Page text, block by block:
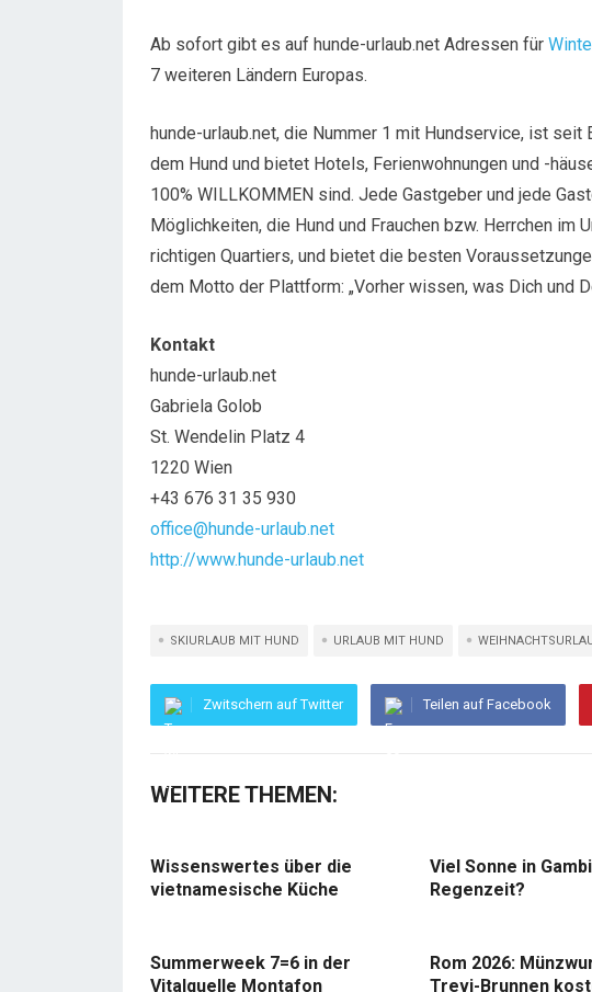
Ab sofort gibt es auf hunde-urlaub.net Adressen für
7 weiteren Ländern Europas.
hunde-urlaub.net, die Nummer 1 mit Hundservice, ist
dem Hund und bietet Hotels, Ferienwohnungen und -
100% WILLKOMMEN sind. Jede Gastgeber und jede
Möglichkeiten, die Hund und Frauchen bzw. Herrchen im
richtigen Quartiers, und bietet die besten
dem Motto der Plattform: „Vorher wissen, was Dich und
Kontakt
hunde-urlaub.net
Gabriela Golob
St. Wendelin Platz 4
1220 Wien
+43 676 31 35 930
office@hunde-urlaub.net
http://www.hunde-urlaub.net
SKIURLAUB MIT HUND URLAUB MIT HUND
Zwitschern auf Twitter Teilen auf Facebook
WEITERE THEMEN:
Wissenswertes über die
vietnamesische Küche
Viel Sonne in
Regenzeit?
Summerweek 7=6 in der
Vitalquelle Montafon
Rom 2026:
Trevi-Brunnen